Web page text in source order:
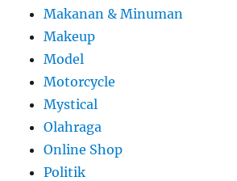
Makanan & Minuman
Makeup
Model
Motorcycle
Mystical
Olahraga
Online Shop
Politik